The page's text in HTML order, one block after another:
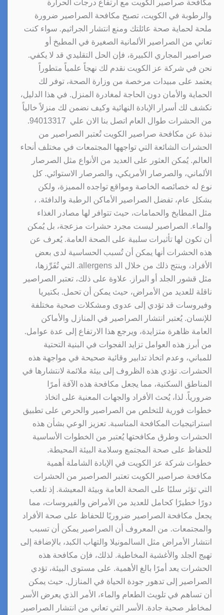
مكافحة صراصير الكويت مع ارتفاع درجات الحرارة
والرطوبة في الكويت، تصبح مكافحة الصراصير ضرورة
ملحة لحماية صحة عائلتك ومنع انتشار الجراثيم. سواء كنت
تعاني من الصراصير الألمانية الصغيرة في المطبخ أو
صراصير المجاري الكبيرة، فإن الحل التقليدي قد لا يكفي.
نحن في شركة عز الكويت نقدم لك نهجاً علمياً متطوراً
يعتمد على مبيدات مرخصة من وزارة الصحة، توفر لك
الحماية والأمان دون الحاجة لمغادرة المنزل. في هذا الدليل،
نكشف لك أسرار الإبادة النهائية وكيف نضمن لك منزلاً خالياً
من الحشرات طوال العام اتصل بنا الان علي 94013317.
نبذة عن مكافحة صراصير الكويت تُعتبر الصراصير من
الحشرات الشائعة التي تواجهها المجتمعات في مختلف أنحاء
العالم. يُمكن العثور على العديد من الأنواع مثل الصرصار
الألماني، والصرصار الأمريكي، والصرصار الاستوائي. كل
نوع له خصائصه الخاصة ومواقع تواجده المميزة، ولكن
بشكل عام، تفضل الصراصير الأماكن الرطبة والدافئة. ،
مثل المطابخ والحمامات، حيث تتوافر لها مصادر الغذاء
والماء. الصراصير ليست مجرد حشرات مزعجة، بل يُمكن
أن تكون لها تأثيرات سلبية على الصحة العامة. يُعرف عن
هذه الحشرات أنها يمكن أن تُسبب الحساسية لدى بعض
الأفراد، وينتج ذلك من خلال الد allergens. التي تُفَرِّزها،
مثل قشور الجلد أو البراز. علاوة على ذلك، تعتبر الصراصير
ناقلة للعديد من الأمراض، حيث يمكن أن تحمل. بكتيريا
وفيروسات قد تؤدي إلى عدوى ومشكلات صحية مختلفة
للإنسان. يُعتبر انتشار الصراصير في المنازل والأماكن
العامة ظاهرة متزايدة، ويرجع هذا الارتفاع إلى عدة عوامل.
من أبرز هذه العوامل تزايد الفجوات في البنية التحتية
للمباني، وعدم اتخاذ تدابير وقائية صحيحة في مواجهة هذه
الحشرات. تؤدي هذه الظروف إلى بيئة ملائمة لانتشارها في
المناطق السكنية، مما يجعل مكافحة هذه الآفة أمرًا
ضرورياً. لذا، يُحث الأفراد والجهات المعنية على اتخاذ
خطوات فورية للتخلص من الصراصير والحرص على تطبيق
استراتيجيات المكافحة المناسبة. تعزيز الوعي بشأن هذه
الحشرات وطرق مكافحتها يُعتبر من الخطوات الأساسية
للحفاظ على صحة المجتمع وسلامة البيئة المحيطة.
خطوات شركة عز الكويت في الإبادة الشاملة أهمية
مكافحة صراصير الكويت تعتبر الصراصير من الحشرات
التي تؤثر سلبًا على الصحة العامة وبيئة المعيشة. إذ تلعب
دورًا خطيرًا كحامل للعديد من الأمراض والفيروسات، مما
يجعل مكافحة الصراصير ضروريًا للحفاظ على صحة الأفراد
والمجتمعات. من المعروف أن الصراصير يمكن أن تسبب
انتشار الأمراض مثل السالمونيلا والتهاب الكبد، بالإضافة إلى
تهيج الجلد والأغشية المخاطية. لذلك، فإن مكافحة هذه
الحشرات يعد أمرًا بالغ الأهمية. على مستوى البيئة، تؤدي
الصراصير إلى تدهور جودة الحياة في المنازل. حيث يمكن
أن تساهم في تلويث الطعام والماء، الأمر الذي يعرض الأسر
لمخاطر صحية جادة. الأسر التي تعاني من انتشار الصراصير